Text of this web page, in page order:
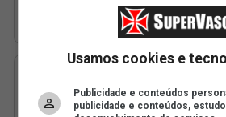
Usamos cookies e
Publicidade e conteúdos
publicidade e conteúdos,